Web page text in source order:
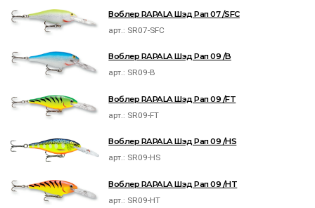
Воблер RAPALA Шэд Рап 07 /SFC
арт.: SR07-SFC
Воблер RAPALA Шэд Рап 09 /B
арт.: SR09-B
Воблер RAPALA Шэд Рап 09 /FT
арт.: SR09-FT
Воблер RAPALA Шэд Рап 09 /HS
арт.: SR09-HS
Воблер RAPALA Шэд Рап 09 /HT
арт.: SR09-HT